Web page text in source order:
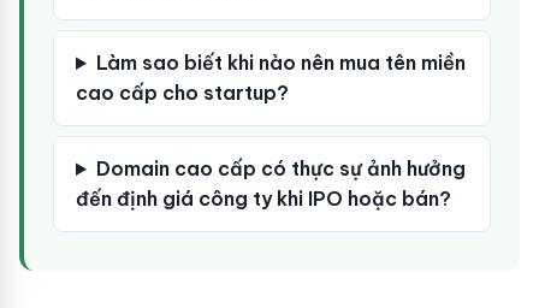
Làm sao biết khi nào nên mua tên miền
cao cấp cho startup?
Domain cao cấp có thực sự ảnh hưởng
đến định giá công ty khi IPO hoặc bán?